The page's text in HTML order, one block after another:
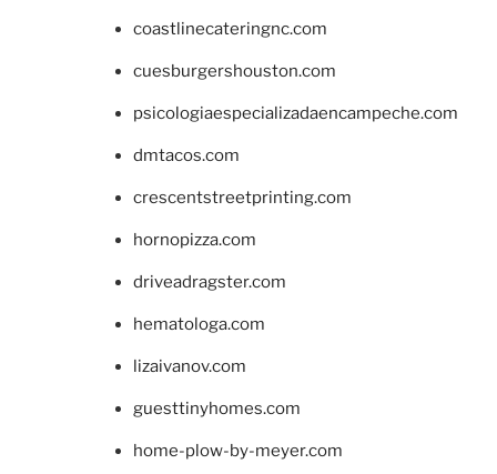
coastlinecateringnc.com
cuesburgershouston.com
psicologiaespecializadaencampeche.com
dmtacos.com
crescentstreetprinting.com
hornopizza.com
driveadragster.com
hematologa.com
lizaivanov.com
guesttinyhomes.com
home-plow-by-meyer.com